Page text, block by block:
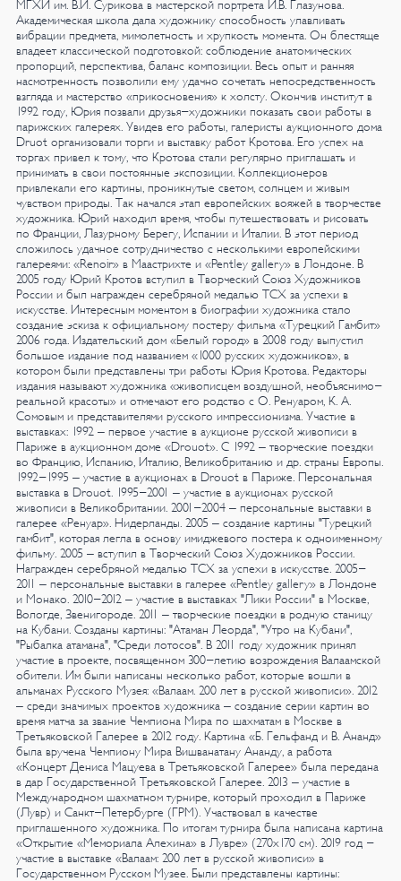
МГХИ им. В.И. Сурикова в мастерской портрета И.В. Глазунова.
Академическая школа дала художнику способность улавливать
вибрации предмета, мимолетность и хрупкость момента. Он блестяще
владеет классической подготовкой: соблюдение анатомических
пропорций, перспектива, баланс композиции. Весь опыт и ранняя
насмотренность позволили ему удачно сочетать непосредственность
взгляда и мастерство «прикосновения» к холсту. Окончив институт в
1992 году, Юрия позвали друзья-художники показать свои работы в
парижских галереях. Увидев его работы, галеристы аукционного дома
Druot организовали торги и выставку работ Кротова. Его успех на
торгах привел к тому, что Кротова стали регулярно приглашать и
принимать в свои постоянные экспозиции. Коллекционеров
привлекали его картины, проникнутые светом, солнцем и живым
чувством природы. Так начался этап европейских вояжей в творчестве
художника. Юрий находил время, чтобы путешествовать и рисовать
по Франции, Лазурному Берегу, Испании и Италии. В этот период
сложилось удачное сотрудничество с несколькими европейскими
галереями: «Renoir» в Маастрихте и «Pentley gallery» в Лондоне. В
2005 году Юрий Кротов вступил в Творческий Союз Художников
России и был награжден серебряной медалью ТСХ за успехи в
искусстве. Интересным моментом в биографии художника стало
создание эскиза к официальному постеру фильма «Турецкий Гамбит»
2006 года. Издательский дом «Белый город» в 2008 году выпустил
большое издание под названием «1000 русских художников», в
котором были представлены три работы Юрия Кротова. Редакторы
издания называют художника «живописцем воздушной, необъяснимо-
реальной красоты» и отмечают его родство с О. Ренуаром, К. А.
Сомовым и представителями русского импрессионизма. Участие в
выставках: 1992 – первое участие в аукционе русской живописи в
Париже в аукционном доме «Drouot». С 1992 – творческие поездки
во Францию, Испанию, Италию, Великобританию и др. страны Европы.
1992-1995 – участие в аукционах в Drouot в Париже. Персональная
выставка в Drouot. 1995-2001 – участие в аукционах русской
живописи в Великобритании. 2001-2004 – персональные выставки в
галерее «Ренуар». Нидерланды. 2005 – создание картины "Турецкий
гамбит", которая легла в основу имиджевого постера к одноименному
фильму. 2005 – вступил в Творческий Союз Художников России.
Награжден серебряной медалью ТСХ за успехи в искусстве. 2005-
2011 – персональные выставки в галерее «Pentley gallery» в Лондоне
и Монако. 2010-2012 – участие в выставках "Лики России" в Москве,
Вологде, Звенигороде. 2011 – творческие поездки в родную станицу
на Кубани. Созданы картины: "Атаман Леорда", "Утро на Кубани",
"Рыбалка атамана", "Среди лотосов". В 2011 году художник принял
участие в проекте, посвященном 300-летию возрождения Валаамской
обители. Им были написаны несколько работ, которые вошли в
альманах Русского Музея: «Валаам. 200 лет в русской живописи». 2012
– среди значимых проектов художника – создание серии картин во
время матча за звание Чемпиона Мира по шахматам в Москве в
Третьяковской Галерее в 2012 году. Картина «Б. Гельфанд и В. Ананд»
была вручена Чемпиону Мира Вишванатану Ананду, а работа
«Концерт Дениса Мацуева в Третьяковской Галерее» была передана
в дар Государственной Третьяковской Галерее. 2013 – участие в
Международном шахматном турнире, который проходил в Париже
(Лувр) и Санкт-Петербурге (ГРМ). Участвовал в качестве
приглашенного художника. По итогам турнира была написана картина
«Открытие «Мемориала Алехина» в Лувре» (270х170 см). 2019 год -
участие в выставке «Валаам: 200 лет в русской живописи» в
Государственном Русском Музее. Были представлены картины: